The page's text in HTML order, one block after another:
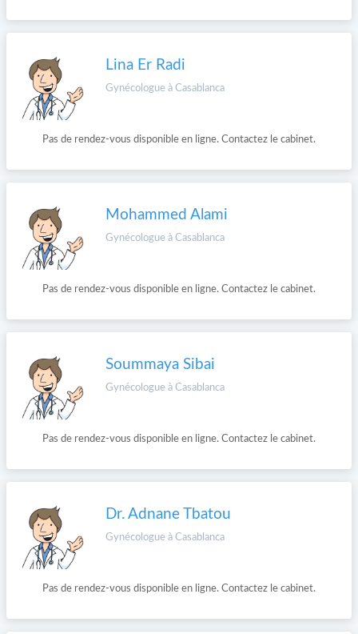
Lina Er Radi
Gynécologue à Casablanca
Pas de rendez-vous disponible en ligne. Contactez le cabinet.
Mohammed Alami
Gynécologue à Casablanca
Pas de rendez-vous disponible en ligne. Contactez le cabinet.
Soummaya Sibai
Gynécologue à Casablanca
Pas de rendez-vous disponible en ligne. Contactez le cabinet.
Dr. Adnane Tbatou
Gynécologue à Casablanca
Pas de rendez-vous disponible en ligne. Contactez le cabinet.